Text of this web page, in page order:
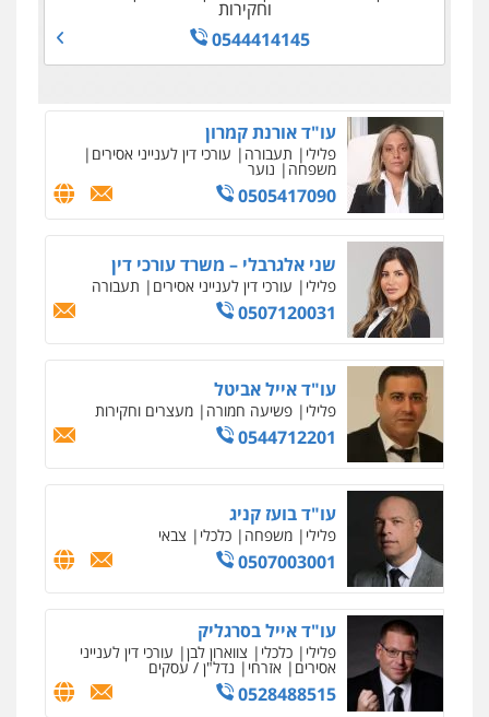
0509962006
0528388640
וחקירות
0544414145
עורכי דין לענייני אסירים
0525060666
0522350561
עו"ד אסף דוק
פלילי עבירות מין סמים והימורים
חמורה חקירות ומעצרים
0526885006
עו"ד תומר בנישתי
פלילי מעצרים וחקירות צווארון לבן פשיעה
חמורה
0546657865
אלי אונגר משרד עו"ד
פלילי פשיעה חמורה מעצרים מנהלי
עסקים
0507302623
עו"ד מעיין שמחון
פלילי מעצרים וחקירות עורכי דין לענייני
אסירים
0587604050
עו"ד שאדי כבהא
פלילי עורכי דין לענייני אסירים
0525556970
עו"ד רויטל סבג שקד
פלילי פשיעה חמורה אמצעי לחימה
אלימות עורכי דין לענייני אסירים
0528615306